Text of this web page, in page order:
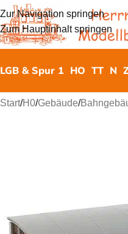
Zur Navigation springen
Zum Hauptinhalt springen
LGB & Spur 1 HO TT N
Start/H0/Gebäude/